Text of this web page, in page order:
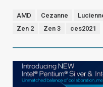
AMD Cezanne
Zen 2
Zen 3 ces2021